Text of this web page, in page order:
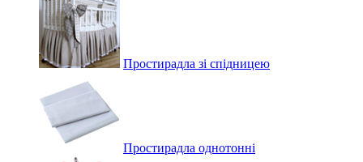
Простирадла зі спідницею
Простирадла однотонні